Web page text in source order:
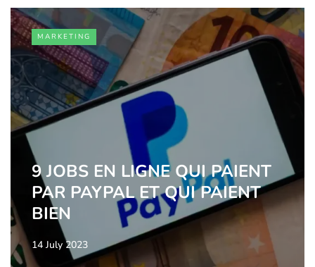
MARKETING
9 JOBS EN LIGNE QUI PAIENT
PAR PAYPAL ET QUI PAIENT
BIEN
14 July 2023